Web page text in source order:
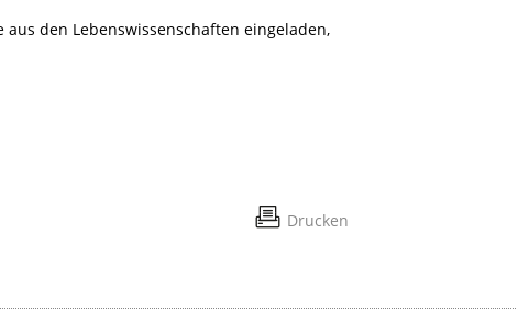
den Lebenswissenschaften eingeladen,
Drucken